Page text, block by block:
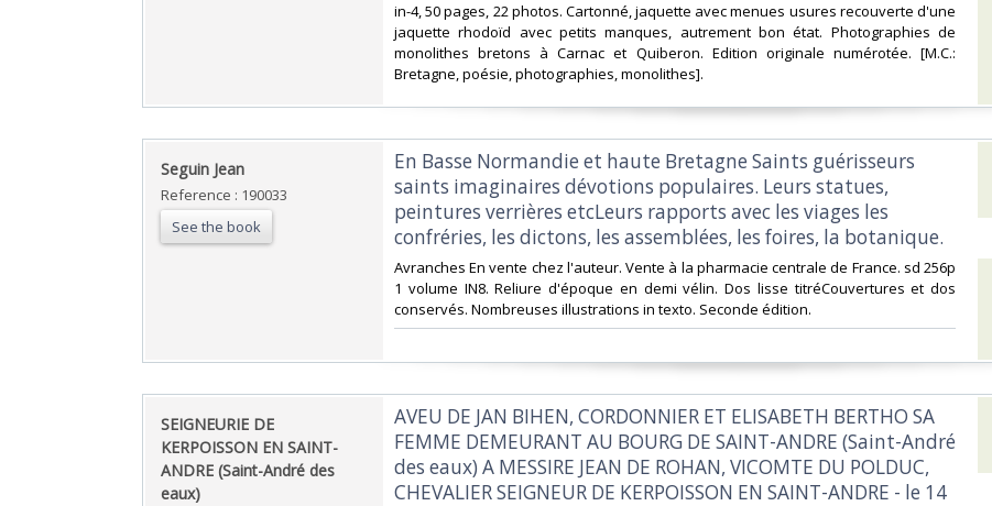
‎in-4, 50 pages, 22 photos. Cartonné, jaquette avec menues usures recouverte d'une
jaquette rhodoïd avec petits manques, autrement bon état. Photographies de
monolithes bretons à Carnac et Quiberon. Edition originale numérotée. [M.C.:
Bretagne, poésie, photographies, monolithes].‎
‎Seguin Jean‎
Reference : 190033
See the book
‎En Basse Normandie et haute Bretagne Saints guérisseurs
saints imaginaires dévotions populaires. Leurs statues,
peintures verrières etcLeurs rapports avec les viages les
confréries, les dictons, les assemblées, les foires, la botanique.‎
‎Avranches En vente chez l'auteur. Vente à la pharmacie centrale de France. sd 256p
1 volume IN8. Reliure d'époque en demi vélin. Dos lisse titréCouvertures et dos
conservés. Nombreuses illustrations in texto. Seconde édition. ‎
‎SEIGNEURIE DE
KERPOISSON EN SAINT-
ANDRE (Saint-André des
eaux)‎
‎AVEU DE JAN BIHEN, CORDONNIER ET ELISABETH BERTHO SA
FEMME DEMEURANT AU BOURG DE SAINT-ANDRE (Saint-André
des eaux) A MESSIRE JEAN DE ROHAN, VICOMTE DU POLDUC,
CHEVALIER SEIGNEUR DE KERPOISSON EN SAINT-ANDRE - le 14